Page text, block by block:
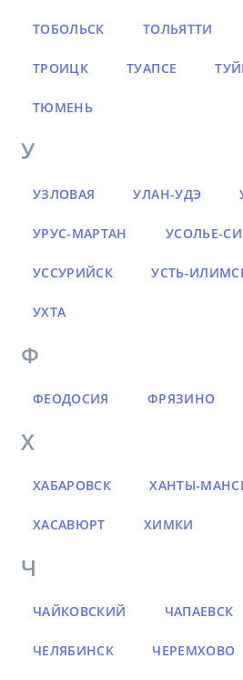
ТОБОЛЬСК ТОЛЬЯТТИ
ТРОИЦК ТУАПСЕ
ТЮМЕНЬ
У
УЗЛОВАЯ УЛАН-УДЭ
УРУС-МАРТАН УСОЛЬЕ-
УССУРИЙСК УСТЬ-
УХТА
Ф
ФЕОДОСИЯ ФРЯЗИНО
Х
ХАБАРОВСК ХАНТЫ-
ХАСАВЮРТ ХИМКИ
Ч
ЧАЙКОВСКИЙ ЧАПАЕВСК
ЧЕЛЯБИНСК ЧЕРЕМХОВО